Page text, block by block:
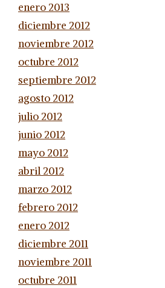
enero 2013
diciembre 2012
noviembre 2012
octubre 2012
septiembre 2012
agosto 2012
julio 2012
junio 2012
mayo 2012
abril 2012
marzo 2012
febrero 2012
enero 2012
diciembre 2011
noviembre 2011
octubre 2011